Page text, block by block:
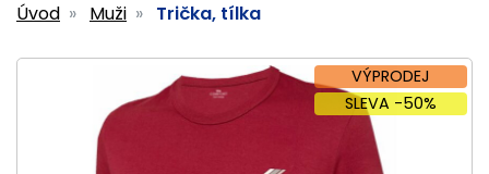
Úvod Muži Trička, tílka
VÝPRODEJ
SLEVA -50%